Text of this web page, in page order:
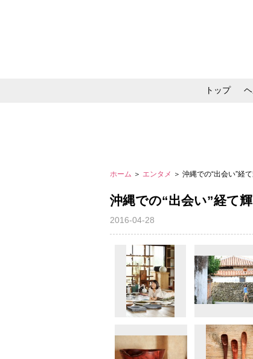
トップ
ホーム ＞ エンタメ ＞ 沖縄での“出会い”経
沖縄での“出会い”経て
2016-04-28